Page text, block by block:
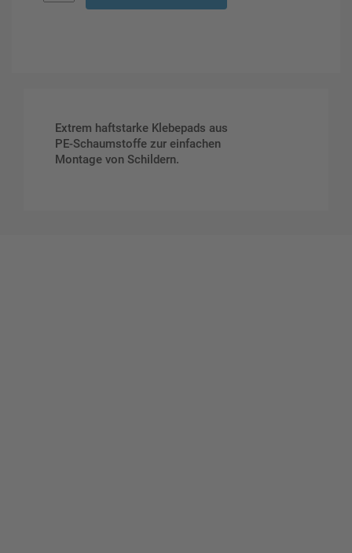
Extrem haftstarke Klebepads aus
PE-Schaumstoffe zur einfachen
Montage von Schildern.